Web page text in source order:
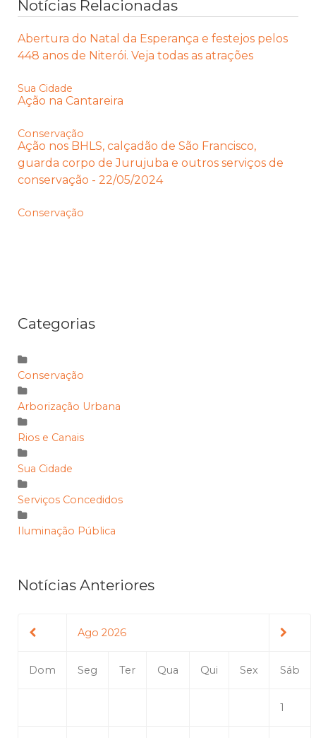
Notícias Relacionadas
Abertura do Natal da Esperança e festejos pelos
448 anos de Niterói. Veja todas as atrações
Sua Cidade
Ação na Cantareira
Conservação
Ação nos BHLS, calçadão de São Francisco,
guarda corpo de Jurujuba e outros serviços de
conservação - 22/05/2024
Conservação
Categorias
Conservação
Arborização Urbana
Rios e Canais
Sua Cidade
Serviços Concedidos
Iluminação Pública
Notícias Anteriores
Ago 2026
Dom Seg Ter Qua Qui Sex Sáb
1